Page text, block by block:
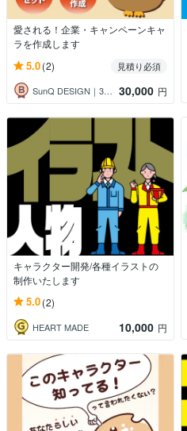
愛される！企業・キャンペーンキャ
ラを作成します
5.0(2)
見積り必須
SunQ DESIGN｜3人組
30,000 円
キャラクター開発/各種イラストの
制作いたします
5.0(2)
HEART MADE 10,000 円